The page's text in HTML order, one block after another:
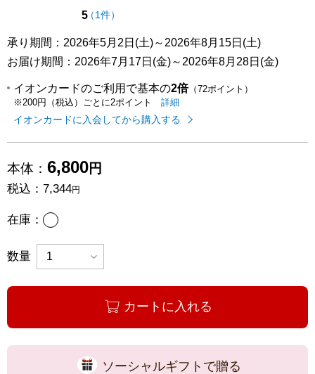
5点（5点満点中）
（1件の評価
）
承り期間：2026年5月2日(土)～2026年8月15日(土)
お届け期間：2026年7月17日(金)～2026年8月28日(金)
イオンカードのご利用で基本の2倍（72ポイント）
※200円（税込）ごとに2ポイント
イオンカードのご利用でたまるポイ
詳細
イオンカードに入会してから購入する
本体： 6,800円
税込： 7,344円
在庫： あり
数量
カートに入れる
ソーシャルギフトで贈る